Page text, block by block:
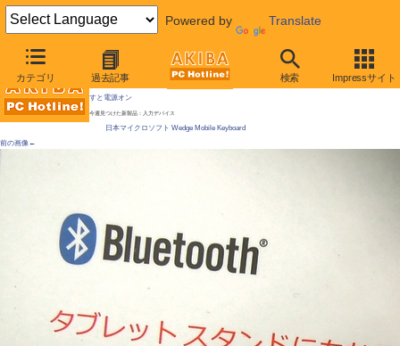
Powered by Translate
カテゴリ 過去記事 検索 Impressサイト
AKIBA PC Hotline!
[拡大画像]「Windows 8キー」付きのMS製キーボードが発売、タブレットを意識 / 付属カバーを外
すと電源オン
今週見つけた新製品：入力デバイス
日本マイクロソフト Wedge Mobile Keyboard
前の画像←